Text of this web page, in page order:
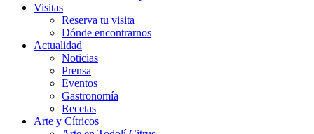
Visitas
Reserva tu visita
Dónde encontrarnos
Actualidad
Noticias
Prensa
Eventos
Gastronomía
Recetas
Arte y Cítricos